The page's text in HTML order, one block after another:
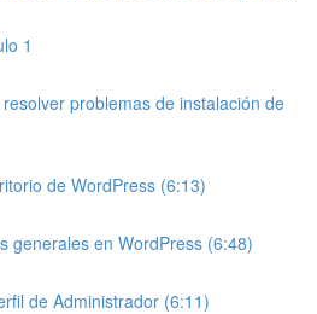
1
problemas de instalación de
de WordPress (6:13)
generales en WordPress (6:48)
de Administrador (6:11)